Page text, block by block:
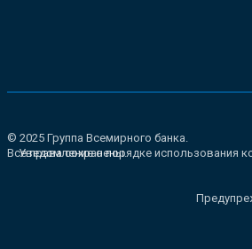
© 2025 Группа Всемирного банка.
Все права сохранены.
Уведомление о порядке использования